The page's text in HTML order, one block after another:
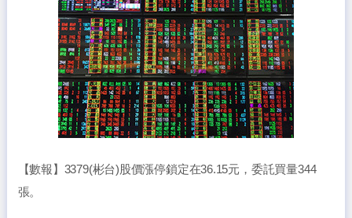
【數報】3379(彬台)股價漲停鎖定在36.15元，委託買量344
張。